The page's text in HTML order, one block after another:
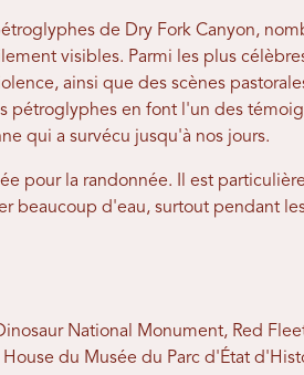
de Dry Fork Canyon,
visibles. Parmi les plus
ainsi que des scènes
pétroglyphes en font l'un des
qui a survécu jusqu'à nos jours.
pour la randonnée. Il est
beaucoup d'eau, surtout pendant
National Monument, Red
du Musée du Parc d'État